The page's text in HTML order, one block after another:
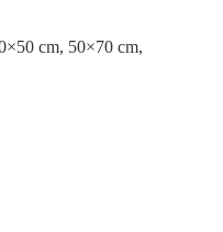
cm, 50×70 cm,